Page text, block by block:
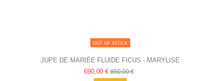
OUT OF STOCK
JUPE DE MARIÉE FLUIDE FICUS - MARYLISE
690,00 €850,00 €